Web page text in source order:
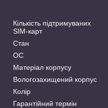
Кількість підтримуваних
SIM-карт
Стан
ОС
Матеріал корпусу
Вологозахищений корпус
Колір
Гарантійний термін